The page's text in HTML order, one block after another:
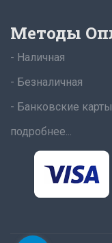
Методы
- Наличная
- Безналичная
- Банковские карты
подробнее...